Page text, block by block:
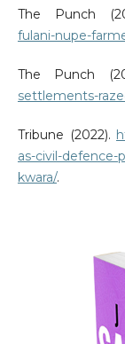
The Punch
fulani-nupe-
The Punch
settlements-
Tribune (2022).
as-civil-defence-
kwara/.